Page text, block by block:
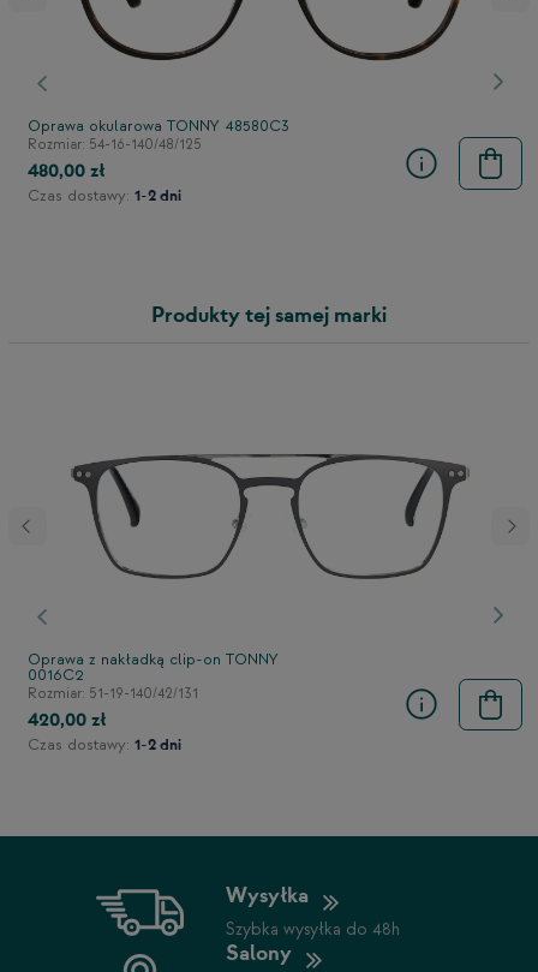
Poprzedni
Oprawa okularowa TONNY 48580C3
Rozmiar: 54-16-140/48/125
480,00 zł
Czas dostawy: 1-2 dni
Produkty tej samej marki
Poprzedni
Oprawa z nakładką clip-on TONNY
0016C2
Rozmiar: 51-19-140/42/131
420,00 zł
Czas dostawy: 1-2 dni
Wysyłka
Szybka wysyłka do 48h
Salony